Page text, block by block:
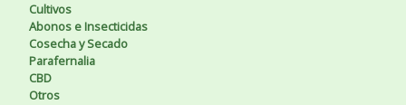
Cultivos
Abonos e Insecticidas
Cosecha y Secado
Parafernalia
CBD
Otros